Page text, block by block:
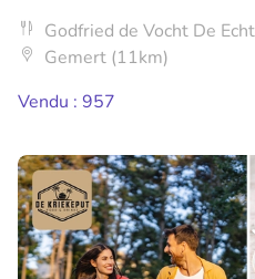
Godfried de Vocht De
Gemert (11km)
Vendu : 957